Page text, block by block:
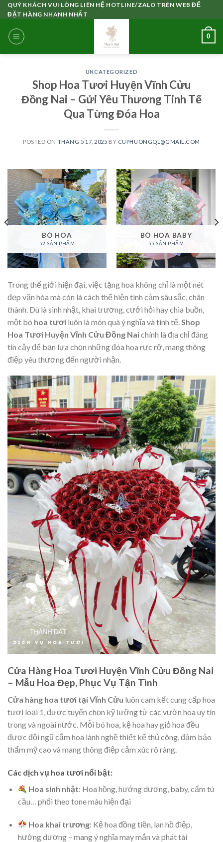
Skip
to
content
QUÝ KHÁCH VUI LÒNG LIÊN HỆ HOTLINE/ZALO TRÊN WEB ĐỂ
ĐẶT HÀNG NHANH NHẤT
0
UNCATEGORIZED
Shop Hoa Tươi Huyện Vĩnh Cửu
Đồng Nai – Gửi Yêu Thương Tinh Tế
Qua Từng Đóa Hoa
POSTED ON THÁNG 5 17, 2025 BY CUPHUONGQL@GMAIL.COM
BÓ HOA
52 SẢN PHẨM
BÓ HOA BABY
55 SẢN PHẨM
Trong thế giới hiện đại, việc tặng hoa không chỉ là một nét
đẹp văn hóa mà còn là cách thể hiện tình cảm sâu sắc, chân
thành. Dù là sinh nhật, khai trương, cưới hỏi hay chia buồn,
một bó hoa tươi luôn là món quà ý nghĩa và tinh tế. Shop
Hoa Tươi Huyện Vĩnh Cửu Đồng Naichính là địa chỉ đáng
tin cậy để bạn lựa chọn những đóa hoa rực rỡ, mang thông
điệp yêu thương đến người nhận.
Cửa Hàng Hoa Tươi Huyện Vĩnh Cửu Đồng Nai
– Mẫu Hoa Đẹp, Phục Vụ Tận Tình
Cửa hàng hoa tươi tại Vĩnh Cửu luôn cam kết cung cấp hoa
tươi loại 1, được tuyển chọn kỹ lưỡng từ các vườn hoa uy tín
trong và ngoài nước. Mỗi bó hoa, kệ hoa hay giỏ hoa đều
được đội ngũ cắm hoa lành nghề thiết kế thủ công, đảm bảo
thẩm mỹ cao và mang thông điệp cảm xúc rõ ràng.
Các dịch vụ hoa tươi nổi bật:
Hoa sinh nhật: Hoa hồng, hướng dương, baby, cẩm tú
cầu… phối theo tone màu hiện đại
Hoa khai trương: Kệ hoa đồng tiền, lan hồ điệp,
hướng dương – mang ý nghĩa may mắn và phát tài